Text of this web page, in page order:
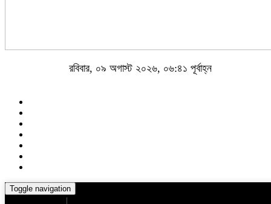
রবিবার, ০৯ অগাস্ট ২০২৬, ০৬:৪১ পূর্বাহ্ন
Toggle navigation